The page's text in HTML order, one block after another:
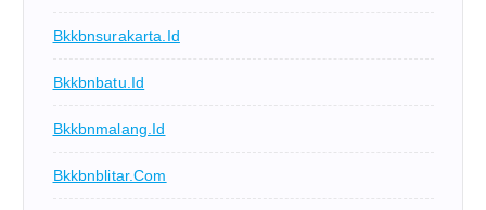
Bkkbnsurakarta.id
Bkkbnbatu.id
Bkkbnmalang.id
Bkkbnblitar.com